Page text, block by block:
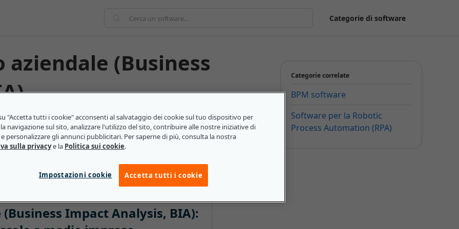
Categorie di software
le conseguenze derivanti dall'interruzione
l'individuazione della maggiore quantità di
di una strategia di recupero volta a
conseguenze.
Impact Analysis, BIA):
Categorie correlate
BPM software
Software per la Robotic
Process Automation (RPA)
"Accetta tutti i cookie" acconsenti al salvataggio dei cookie sul tuo dispositivo per
navigazione sul sito, analizzare l'utilizzo del sito, contribuire alle nostre iniziative di
personalizzare gli annunci pubblicitari. Per saperne di più, consulta la nostra
sulla privacye la Politica sui cookie.
Impostazioni cookie Accetta tutti i cookie